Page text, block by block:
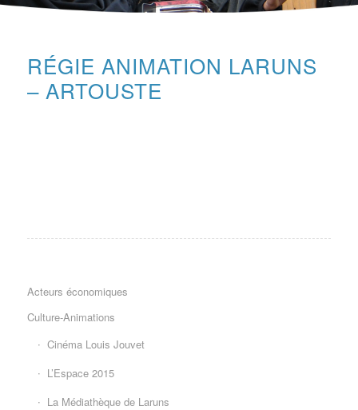
RÉGIE ANIMATION LARUNS
– ARTOUSTE
Acteurs économiques
Culture-Animations
Cinéma Louis Jouvet
L’Espace 2015
La Médiathèque de Laruns